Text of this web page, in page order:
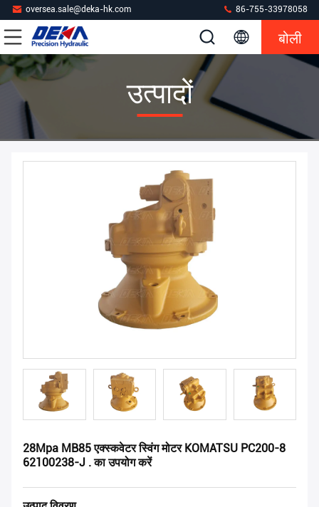
oversea.sale@deka-hk.com 86-755-33978058
बोली
उत्पादों
28Mpa MB85 एक्स्कवेटर स्विंग मोटर KOMATSU PC200-8
62100238-J . का उपयोग करें